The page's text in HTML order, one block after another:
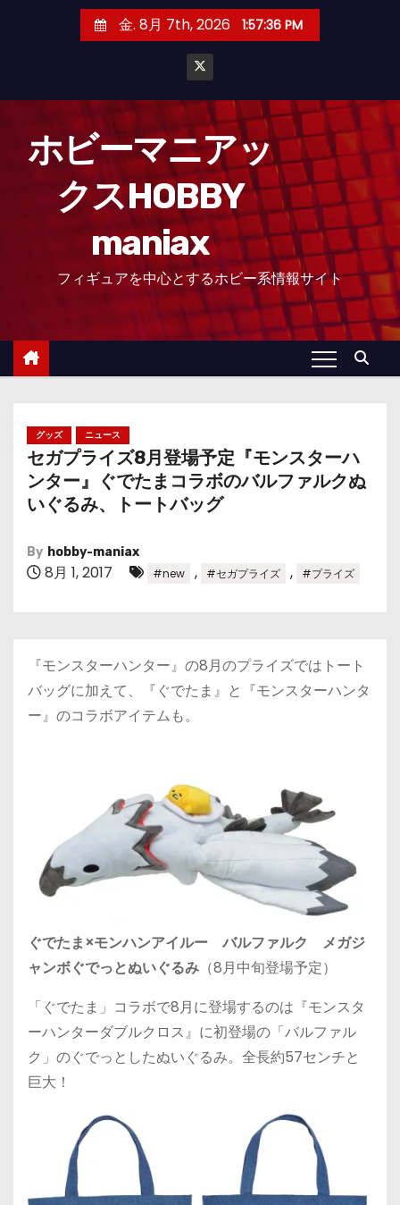
金. 8月 7th, 2026 1:57:37 PM
ホビーマニアッ
クスHOBBY
maniax
フィギュアを中心とするホビー系情報サイト
グッズ ニュース
セガプライズ8月登場予定『モンスターハ
ンター』ぐでたまコラボのバルファルクぬ
いぐるみ、トートバッグ
By hobby-maniax
8月 1, 2017 #new , #セガプライズ , #プライズ
『モンスターハンター』の8月のプライズではトート
バッグに加えて、『ぐでたま』と『モンスターハンタ
ー』のコラボアイテムも。
ぐでたま×モンハンアイルー バルファルク メガジ
ャンボぐでっとぬいぐるみ （8月中旬登場予定）
「ぐでたま」コラボで8月に登場するのは『モンスタ
ーハンターダブルクロス』に初登場の「バルファル
ク」のぐでっとしたぬいぐるみ。全長約57センチと
巨大！